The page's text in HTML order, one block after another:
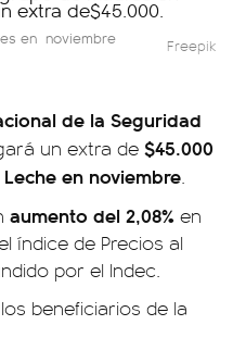
en noviembre Freepik
de la Seguridad
un extra de $45.000
en noviembre.
aumento del 2,08% en
índice de Precios al
por el Indec.
beneficiarios de la